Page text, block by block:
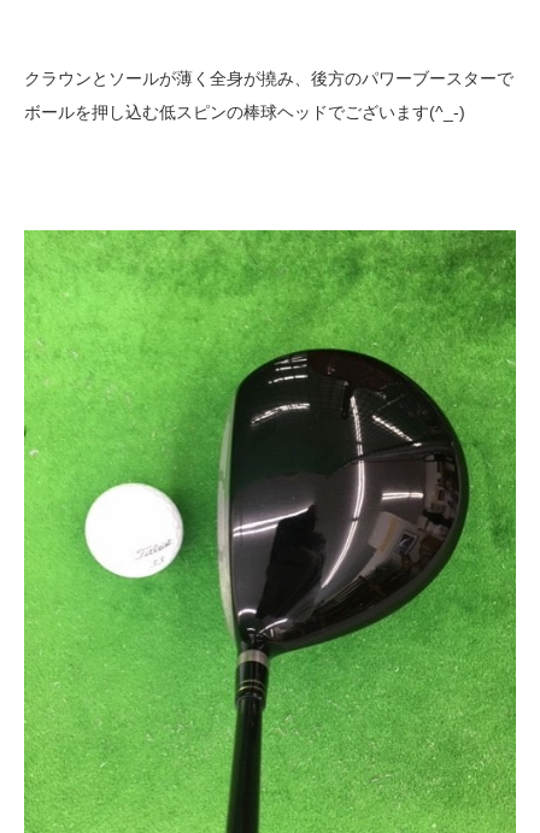
クラウンとソールが薄く全身が撓み、後方のパワーブースターで
ボールを押し込む低スピンの棒球ヘッドでございます(^_-)